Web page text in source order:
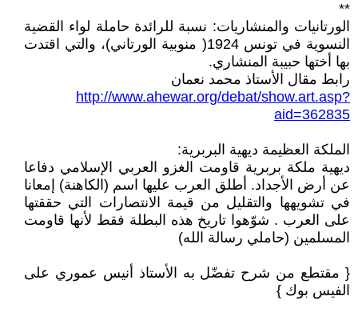
**
الورتانيات والمنشاريات: نسبة للرائدة حاملة لواء القضية
النسوية في تونس 1924( منوبية الورتاني)، والتي اقتدت
بها أختها حبيبة المنشاري.
رابط مقال الأستاذ محمد نعمان
http://www.ahewar.org/debat/show.art.asp?
aid=362835
الملكة العظيمة ديهية البربرية:
ديهية ملكة بربرية قاومت الغزو العربي الإسلامي دفاعا
عن أرض الأجداد. أطلق العرب عليها اسم (الكاهنة) إمعانا
في تشويهها والتقليل من قيمة الانتصارات التي حققتها
على العرب . شوّهوا تاريخ هذه البطلة فقط لأنها قاومت
المسلمين (حاملي رسالة الله)
{ مقتطع من شرح تفضّل به الأستاذ أنيس عموري على
الفيس بوك }